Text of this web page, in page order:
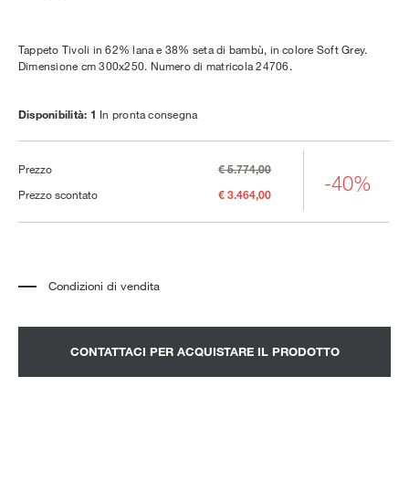
Tappeto Tivoli in 62% lana e 38% seta di bambù, in colore Soft Grey.
Dimensione cm 300x250. Numero di matricola 24706.
Disponibilità: 1 In pronta consegna
Prezzo
€ 5.774,00
Prezzo scontato
€ 3.464,00 -40%
Condizioni di vendita
essere quotato separatamente.
Trasporto e assemblaggio esclusi.
nello showroom.
CONTATTACI PER ACQUISTARE IL PRODOTTO